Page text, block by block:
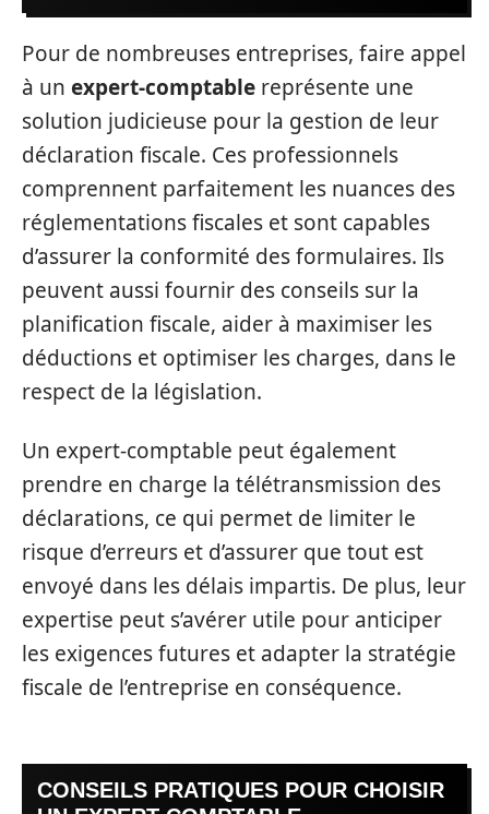
Pour de nombreuses entreprises, faire appel
à un expert-comptable représente une
solution judicieuse pour la gestion de leur
déclaration fiscale. Ces professionnels
comprennent parfaitement les nuances des
réglementations fiscales et sont capables
d’assurer la conformité des formulaires. Ils
peuvent aussi fournir des conseils sur la
planification fiscale, aider à maximiser les
déductions et optimiser les charges, dans le
respect de la législation.
Un expert-comptable peut également
prendre en charge la télétransmission des
déclarations, ce qui permet de limiter le
risque d’erreurs et d’assurer que tout est
envoyé dans les délais impartis. De plus, leur
expertise peut s’avérer utile pour anticiper
les exigences futures et adapter la stratégie
fiscale de l’entreprise en conséquence.
CONSEILS PRATIQUES POUR CHOISIR